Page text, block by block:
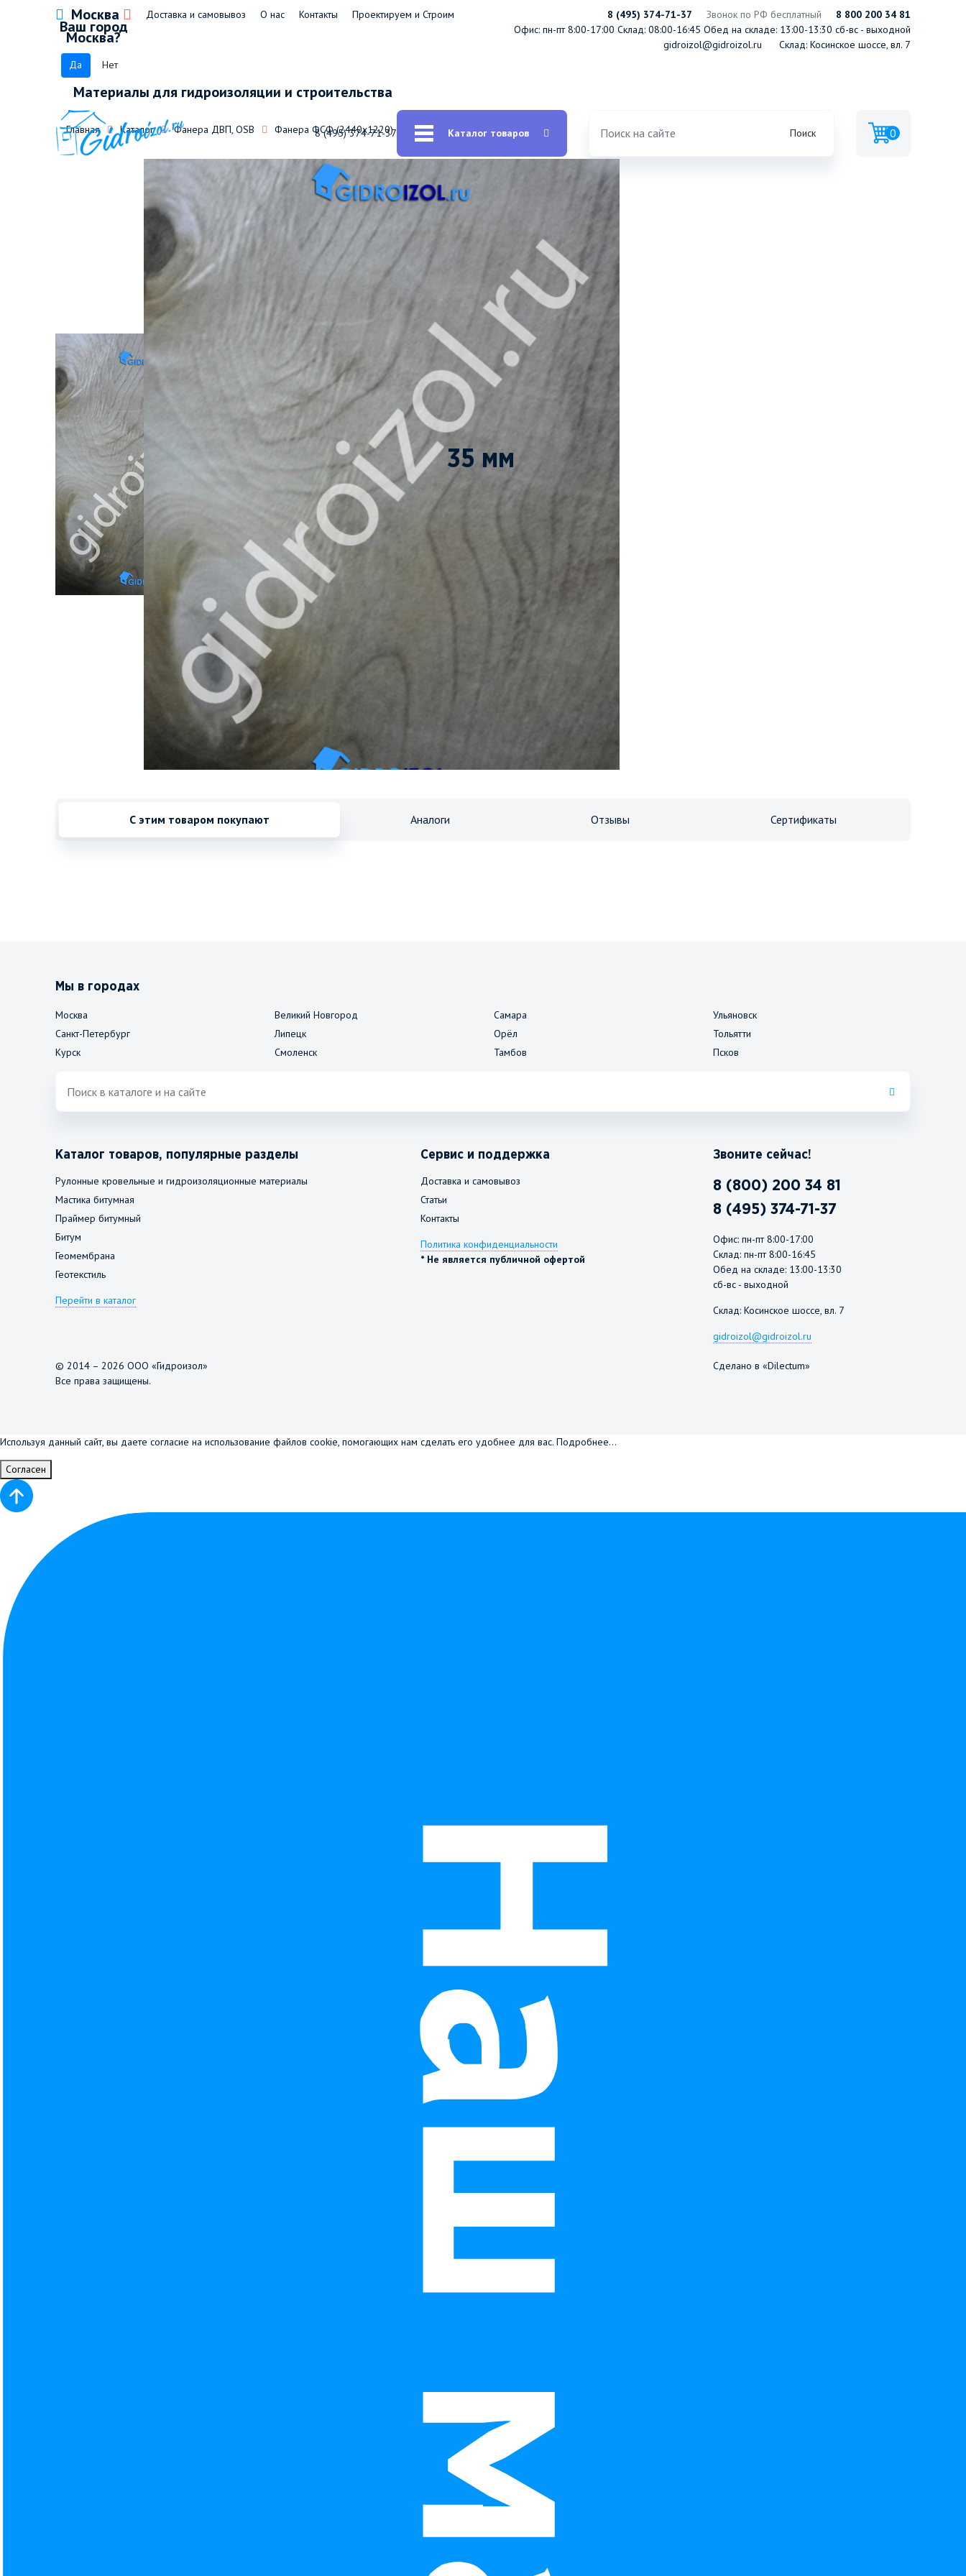
Москва
Ваш город
Москва?
Да Нет
Доставка и самовывоз О нас Контакты Проектируем и Строим
Материалы для гидроизоляции и строительства
8 (495) 374-71-37 Звонок по РФ бесплатный
8 800 200 34 81
Офис: пн-пт 8:00-17:00 Склад: 08:00-16:45 Обед на складе: 13:00-13:30 сб-вс - выходной
gidroizol@gidroizol.ru
Склад: Косинское шоссе, вл. 7
8 (495) 374-71-37 Каталог товаров Поиск 0
Главная Каталог Фанера ДВП, OSB Фанера ФСФ (2440х1220)
35 мм
С этим товаром покупают Аналоги Отзывы Сертификаты
Мы в городах
Москва
Санкт-Петербург
Курск
Великий Новгород
Липецк
Смоленск
Самара
Орёл
Тамбов
Ульяновск
Тольятти
Псков
Каталог товаров, популярные разделы
Рулонные кровельные и гидроизоляционные материалы
Мастика битумная
Праймер битумный
Битум
Геомембрана
Геотекстиль
Перейти в каталог
Сервис и поддержка
Доставка и самовывоз
Статьи
Контакты
Политика конфиденциальности
* Не является публичной офертой
Звоните сейчас!
8 (800) 200 34 81
8 (495) 374-71-37
Офис: пн-пт 8:00-17:00
Склад: пн-пт 8:00-16:45
Обед на складе: 13:00-13:30
сб-вс - выходной
Склад: Косинское шоссе, вл. 7
gidroizol@gidroizol.ru
© 2014 – 2026 ООО «Гидроизол»
Все права защищены.
Сделано в «Dilectum»
Используя данный сайт, вы даете согласие на использование файлов cookie, помогающих нам сделать его удобнее для вас. Подробнее...
Согласен